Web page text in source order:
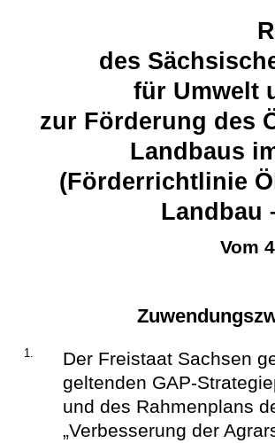
des
für Umwelt
zur Förderung des
Landbaus
(Förderrichtlinie
Landbau
Vom
1.
Der Freistaat Sachsen
geltenden GAP-
und des Rahmenplans
„Verbesserung der